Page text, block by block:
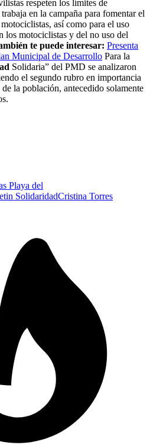
respeten los límites de
en la campaña para fomentar el
así como para el uso
los motociclistas y del no uso del
te puede interesar: Presenta
Municipal de Desarrollo Para la
Solidaria” del PMD se analizaron
el segundo rubro en importancia
la población, antecedido solamente
Playa del
SolidaridadCristina Torres